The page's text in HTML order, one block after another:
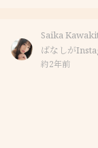
Saika
ばなしが
約2年前